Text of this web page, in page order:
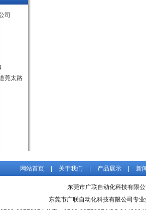
司
莞太路
网站首页 关于我们 产品展示 新
东莞市广联自动化科技有限
东莞市广联自动化科技有限公司专